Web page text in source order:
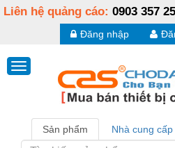
Liên hệ quảng cáo: 0903 357
Đăng nhập
Sản phẩm Nhà cung cấp